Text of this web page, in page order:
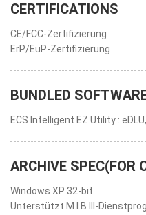
CERTIFICATIONS
CE/FCC-Zertifizierung
ErP/EuP-Zertifizierung
BUNDLED
ECS Intelligent EZ Utility :
ARCHIVE SPEC(FOR
Windows XP 32-bit
Unterstützt M.I.B III-